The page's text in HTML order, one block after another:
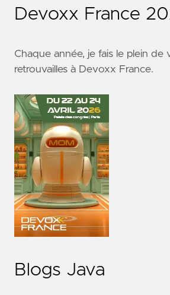
Devoxx France
Chaque année, je fais le plein de
retrouvailles à Devoxx France.
Blogs Java